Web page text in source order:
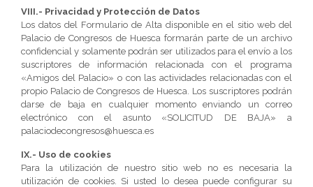
VIII.- Privacidad y Protección de Datos
Los datos del Formulario de Alta disponible en el sitio web del
Palacio de Congresos de Huesca formarán parte de un archivo
confidencial y solamente podrán ser utilizados para el envío a los
suscriptores de información relacionada con el programa
«Amigos del Palacio» o con las actividades relacionadas con el
propio Palacio de Congresos de Huesca. Los suscriptores podrán
darse de baja en cualquier momento enviando un correo
electrónico con el asunto «SOLICITUD DE BAJA» a
palaciodecongresos@huesca.es
IX.- Uso de cookies
Para la utilización de nuestro sitio web no es necesaria la
utilización de cookies. Si usted lo desea puede configurar su